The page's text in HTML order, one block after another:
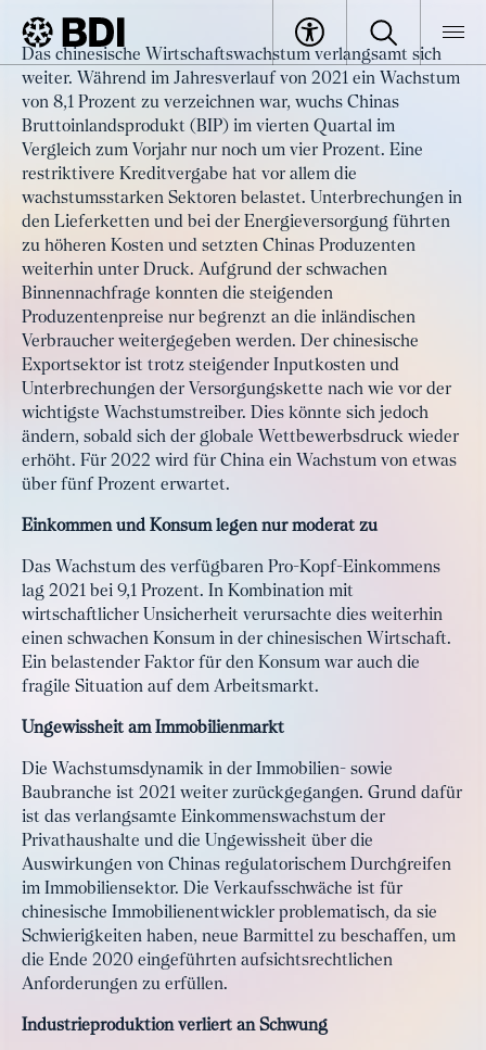
BDI Artikel
Artikel
Chinas Wirtschaft 2022 – Die
Erholung stockt
Das chinesische Wirtschaftswachstum verlangsamt sich
weiter. Während im Jahresverlauf von 2021 ein Wachstum
von 8,1 Prozent zu verzeichnen war, wuchs Chinas
Bruttoinlandsprodukt (BIP) im vierten Quartal im
Vergleich zum Vorjahr nur noch um vier Prozent. Eine
restriktivere Kreditvergabe hat vor allem die
wachstumsstarken Sektoren belastet. Unterbrechungen in
den Lieferketten und bei der Energieversorgung führten
zu höheren Kosten und setzten Chinas Produzenten
weiterhin unter Druck. Aufgrund der schwachen
Binnennachfrage konnten die steigenden
Produzentenpreise nur begrenzt an die inländischen
Verbraucher weitergegeben werden. Der chinesische
Exportsektor ist trotz steigender Inputkosten und
Unterbrechungen der Versorgungskette nach wie vor der
wichtigste Wachstumstreiber. Dies könnte sich jedoch
ändern, sobald sich der globale Wettbewerbsdruck wieder
erhöht. Für 2022 wird für China ein Wachstum von etwas
über fünf Prozent erwartet.
Einkommen und Konsum legen nur moderat zu
Das Wachstum des verfügbaren Pro-Kopf-Einkommens
lag 2021 bei 9,1 Prozent. In Kombination mit
wirtschaftlicher Unsicherheit verursachte dies weiterhin
einen schwachen Konsum in der chinesischen Wirtschaft.
Ein belastender Faktor für den Konsum war auch die
fragile Situation auf dem Arbeitsmarkt.
Ungewissheit am Immobilienmarkt
Die Wachstumsdynamik in der Immobilien- sowie
Baubranche ist 2021 weiter zurückgegangen. Grund dafür
ist das verlangsamte Einkommenswachstum der
Privathaushalte und die Ungewissheit über die
Auswirkungen von Chinas regulatorischem Durchgreifen
im Immobiliensektor. Die Verkaufsschwäche ist für
chinesische Immobilienentwickler problematisch, da sie
Schwierigkeiten haben, neue Barmittel zu beschaffen, um
die Ende 2020 eingeführten aufsichtsrechtlichen
Anforderungen zu erfüllen.
Industrieproduktion verliert an Schwung